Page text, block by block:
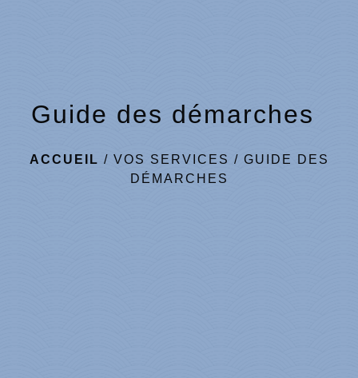
Guide des démarches
ACCUEIL / VOS SERVICES / GUIDE DES
DÉMARCHES